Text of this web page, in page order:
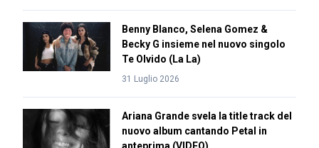
Benny Blanco, Selena Gomez &
Becky G insieme nel nuovo singolo
Te Olvido (La La)
31 Luglio 2026
Ariana Grande svela la title track del
nuovo album cantando Petal in